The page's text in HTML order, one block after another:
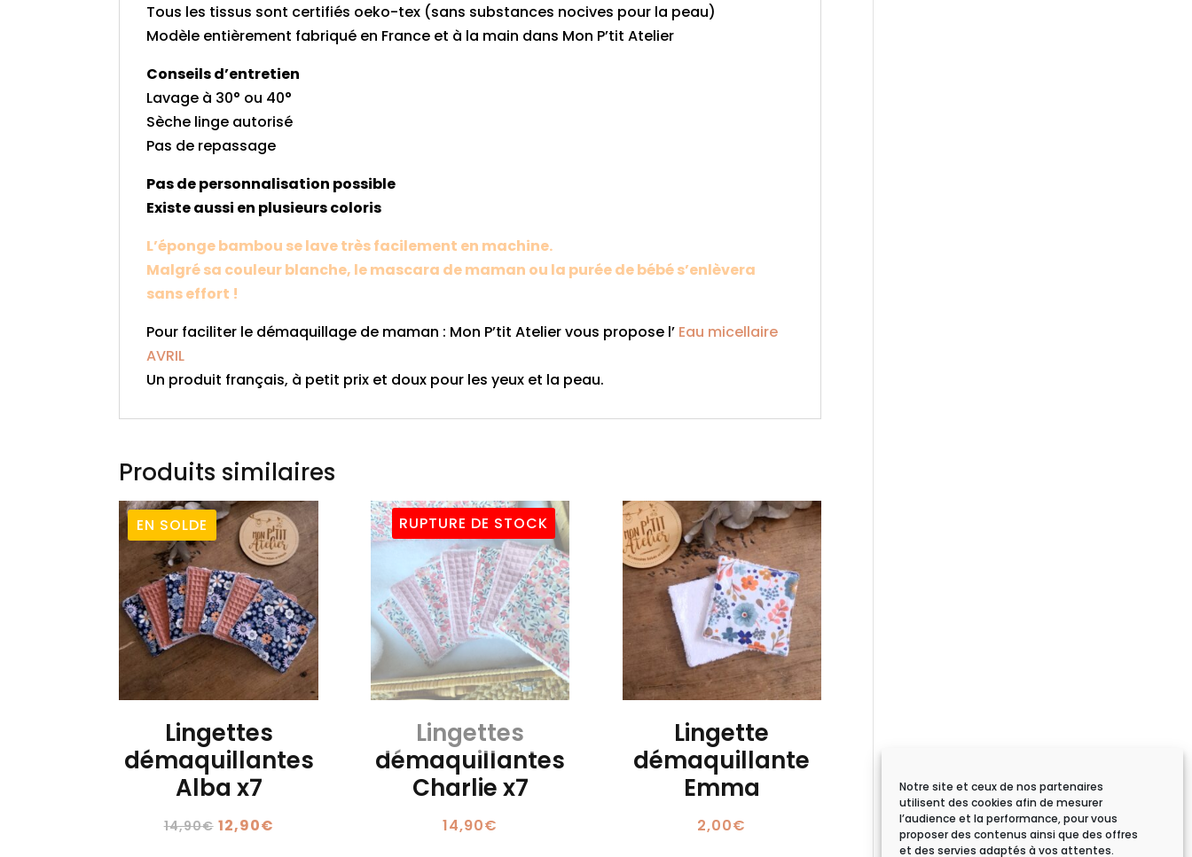
Notre site et ceux de nos partenaires
utilisent des cookies afin de mesurer
l’audience et la performance, pour vous
proposer des contenus ainsi que des offres
et des servies adaptés à vos attentes.
Tous les tissus sont certifiés oeko-tex (sans substances nocives pour la peau)
Modèle entièrement fabriqué en France et à la main dans Mon P’tit Atelier
Conseils d’entretien
Lavage à 30° ou 40°
Sèche linge autorisé
Pas de repassage
Pas de personnalisation possible
Existe aussi en plusieurs coloris
L’éponge bambou se lave très facilement en machine.
Malgré sa couleur blanche, le mascara de maman ou la purée de bébé s’enlèvera
sans effort !
Pour faciliter le démaquillage de maman : Mon P’tit Atelier vous propose l’ Eau micellaire
AVRIL
Un produit français, à petit prix et doux pour les yeux et la peau.
Produits similaires
EN SOLDE
Lingettes
démaquillantes
Alba x7
14,90€ Le
12,90€
RUPTURE DE STOCK
Lingettes
démaquillantes
Charlie x7
14,90€
Lingette
démaquillante
Emma
2,00€